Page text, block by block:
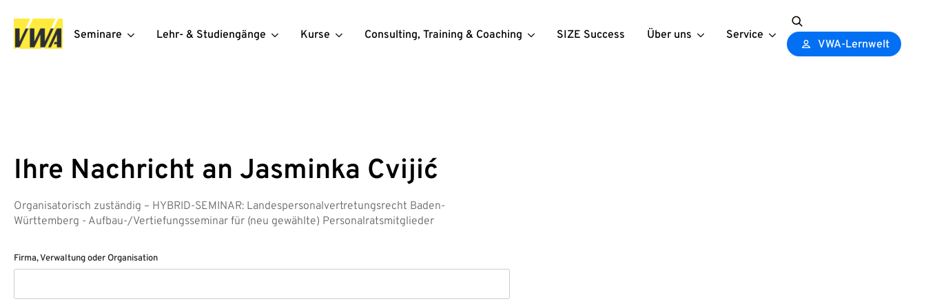
Seminare Lehr- & Studiengänge Kurse Consulting, Training & Coaching SIZE Success Über uns Service
Search
for:
VWA-Lernwelt
Ihre Nachricht an Jasminka Cvijić
Organisatorisch zuständig – HYBRID-SEMINAR: Landespersonalvertretungsrecht Baden-
Württemberg - Aufbau-/Vertiefungsseminar für (neu gewählte) Personalratsmitglieder
Firma, Verwaltung oder Organisation